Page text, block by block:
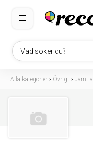
Vad söker du?
Alla kategorier › Övrigt ›